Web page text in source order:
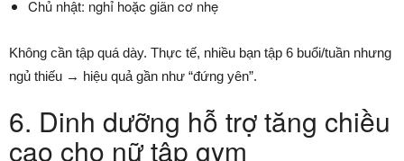
Chủ nhật: nghỉ hoặc giãn cơ nhẹ
Không cần tập quá dày. Thực tế, nhiều bạn tập 6 buổi/tuần nhưng
ngủ thiếu → hiệu quả gần như “đứng yên”.
6. Dinh dưỡng hỗ trợ tăng chiều
cao cho nữ tập gym